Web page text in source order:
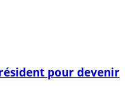
pour devenir